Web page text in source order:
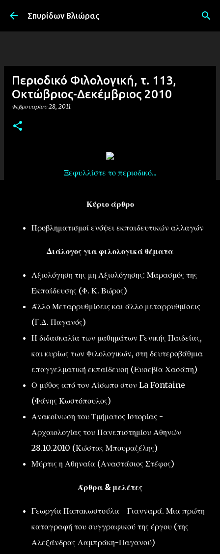
Μετάβαση στο κύριο περιεχόμενο
Σπυρίδων Βλιώρας
Περιοδικό Φιλολογική, τ. 113,
Οκτώβριος-Δεκέμβριος 2010
Φεβρουαρίου 28, 2011
Ξεφυλλίστε το περιοδικό...
Κύριο άρθρο
Προβληματισμοί ενόψει εκπαιδευτικών αλλαγών
Διάλογος για φιλολογικά θέματα
Αξιολόγηση της μη Αξιολόγησης: Μαρασμός της
Εκπαίδευσης (Φ. Κ. Βώρος)
Άλλο Μεταρρυθμίσεις και άλλο μεταρρυθμίσεις
(Γ.Δ. Παγανός)
Η διδασκαλία των μαθημάτων Γενικής Παιδείας,
και κυρίως των Φιλολογικών, στη δευτεροβάθμια
επαγγελματική εκπαίδευση (Ευσεβία Χασάπη)
Ο μύθος από τον Αίσωπο στον La Fontaine
(Φάνης Κωστόπουλος)
Ανακοίνωση του Τμήματος Ιστορίας -
Αρχαιολογίας του Πανεπιστημίου Αθηνών
28.10.2010 (Κώστας Μπουραζέλης)
Μύρτις η Αθηναία (Αναστάσιος Στέφος)
Άρθρα & μελέτες
Γεωργία Παπακωστούλα - Γιανναρά. Μια πρώτη
καταγραφή του συγγραφικού της έργου (της
Αλεξάνδρας Λαμπράκη-Παγανού)